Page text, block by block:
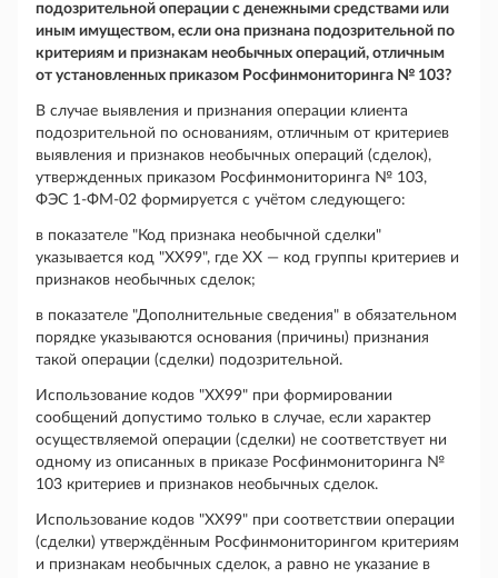
подозрительной операции с денежными средствами или
иным имуществом, если она признана подозрительной по
критериям и признакам необычных операций, отличным
от установленных приказом Росфинмониторинга № 103?
В случае выявления и признания операции клиента
подозрительной по основаниям, отличным от критериев
выявления и признаков необычных операций (сделок),
утвержденных приказом Росфинмониторинга № 103,
ФЭС 1-ФМ-02 формируется с учётом следующего:
в показателе "Код признака необычной сделки"
указывается код "ХХ99", где ХХ — код группы критериев и
признаков необычных сделок;
в показателе "Дополнительные сведения" в обязательном
порядке указываются основания (причины) признания
такой операции (сделки) подозрительной.
Использование кодов "ХХ99" при формировании
сообщений допустимо только в случае, если характер
осуществляемой операции (сделки) не соответствует ни
одному из описанных в приказе Росфинмониторинга №
103 критериев и признаков необычных сделок.
Использование кодов "ХХ99" при соответствии операции
(сделки) утверждённым Росфинмониторингом критериям
и признакам необычных сделок, а равно не указание в